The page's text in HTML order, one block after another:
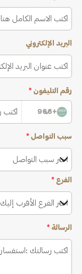
البريد الإلكتروني
رقم التليفون *
+966
سبب التواصل *
اختر سبب التواصل
الفرع *
اختر الفرع الأقرب إليك
الرسالة *